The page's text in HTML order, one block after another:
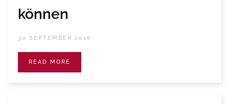
können
30 SEPTEMBER 2016
READ MORE